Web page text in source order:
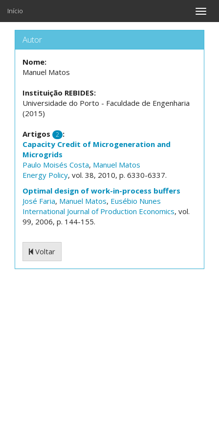
Toggle
Início
Autor
Nome:
Manuel Matos
Instituição REBIDES:
Universidade do Porto - Faculdade de Engenharia
(2015)
Artigos 2 :
Capacity Credit of Microgeneration and
Microgrids
Paulo Moisés Costa, Manuel Matos
Energy Policy, vol. 38, 2010, p. 6330-6337.
Optimal design of work-in-process buffers
José Faria, Manuel Matos, Eusébio Nunes
International Journal of Production Economics, vol.
99, 2006, p. 144-155.
Voltar